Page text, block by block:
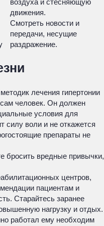
воздуха и стесняющую
движения.
Смотреть новости и
передачи, несущие
раздражение.
лечения гипертонии
человек. Он должен
условия для
силу воли и не откажется
препараты не
бросить вредные привычки,
центров,
пациентам и
Старайтесь заранее
нагрузку и отдых.
работал ему необходим